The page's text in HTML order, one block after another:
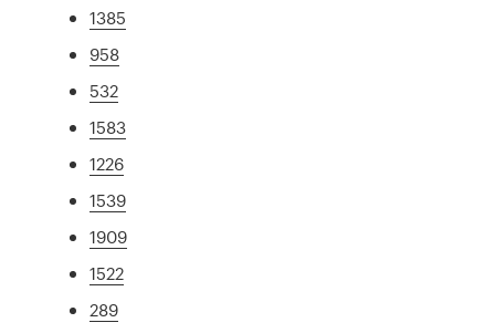
1385
958
532
1583
1226
1539
1909
1522
289